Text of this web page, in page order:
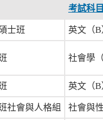
考試科
士班 英文（B
社會學
英文（B
社會與人格組 社會與